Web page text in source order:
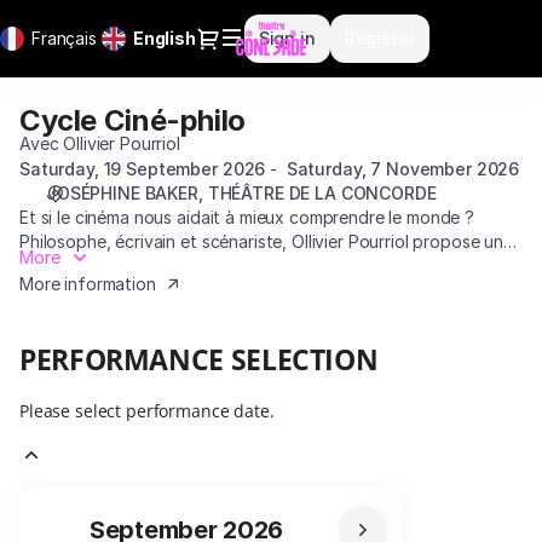
Français Current
English Dialog
Sign in
selection
philo]
Théâtre
Concorde
Cycle
Ciné-
philo
Cycle Ciné-philo
Avec Ollivier Pourriol
Saturday, 19 September 2026
Saturday, 7 November 2026
JOSÉPHINE BAKER THÉÂTRE DE LA CONCORDE
Et si le cinéma nous aidait à mieux comprendre le monde ?
Philosophe, écrivain et scénariste, Ollivier Pourriol propose un
cycle où films et concepts philosophiques se répondent.
More
More information
PERFORMANCE SELECTION
Please select performance date.
Current
September 2026